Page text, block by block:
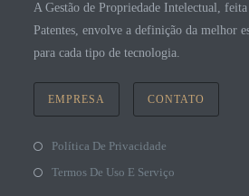
A Gestão de Propriedade Intelectual,
Patentes, envolve a definição da melhor
para cada tipo de tecnologia.
EMPRESA CONTATO
Política De Privacidade
Termos De Uso E Serviço